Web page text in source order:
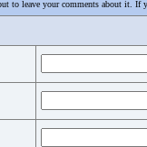
to leave your comments about it. If